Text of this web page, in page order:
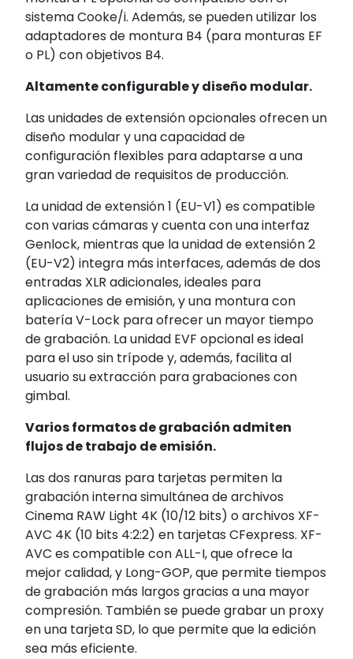
sistema Cooke/i. Además, se pueden utilizar los
adaptadores de montura B4 (para monturas EF
o PL) con objetivos B4.
Altamente configurable y diseño modular.
Las unidades de extensión opcionales ofrecen un
diseño modular y una capacidad de
configuración flexibles para adaptarse a una
gran variedad de requisitos de producción.
La unidad de extensión 1 (EU-V1) es compatible
con varias cámaras y cuenta con una interfaz
Genlock, mientras que la unidad de extensión 2
(EU-V2) integra más interfaces, además de dos
entradas XLR adicionales, ideales para
aplicaciones de emisión, y una montura con
batería V-Lock para ofrecer un mayor tiempo
de grabación. La unidad EVF opcional es ideal
para el uso sin trípode y, además, facilita al
usuario su extracción para grabaciones con
gimbal.
Varios formatos de grabación admiten
flujos de trabajo de emisión.
Las dos ranuras para tarjetas permiten la
grabación interna simultánea de archivos
Cinema RAW Light 4K (10/12 bits) o archivos XF-
AVC 4K (10 bits 4:2:2) en tarjetas CFexpress. XF-
AVC es compatible con ALL-I, que ofrece la
mejor calidad, y Long-GOP, que permite tiempos
de grabación más largos gracias a una mayor
compresión. También se puede grabar un proxy
en una tarjeta SD, lo que permite que la edición
sea más eficiente.